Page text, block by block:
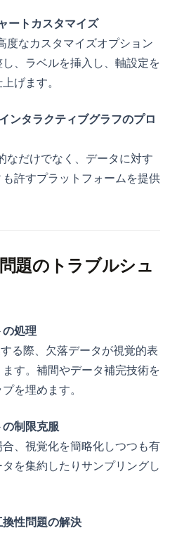
ートカスタマイズ
度なカスタマイズオプション
、ラベルを挿入し、軸設定を
げます。
ンタラクティブグラフのプロ
だけでなく、データに対す
許すプラットフォームを提供
題のトラブルシュ
処理
る際、欠落データが視覚的表
す。補間やデータ補完技術を
を埋めます。
制限克服
、視覚化を簡略化しつつも有
を集約したりサンプリングし
性問題の解決